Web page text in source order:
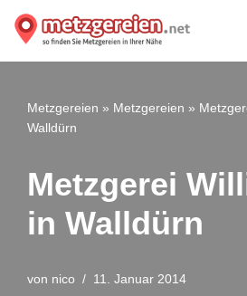
Zum
Metzgereien » Metzgereien »
Walldürn
Metzgerei
in Walldürn
von nico 11. Januar 2014